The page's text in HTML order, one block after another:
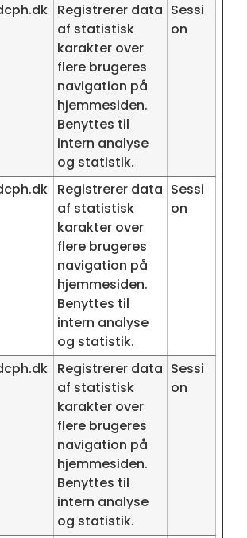
Registrerer data
af statistisk
karakter over
flere brugeres
navigation på
hjemmesiden.
Benyttes til
intern analyse
og statistik.
Sessi
on
Registrerer data
af statistisk
karakter over
flere brugeres
navigation på
hjemmesiden.
Benyttes til
intern analyse
og statistik.
Sessi
on
Registrerer data
af statistisk
karakter over
flere brugeres
navigation på
hjemmesiden.
Benyttes til
intern analyse
og statistik.
Sessi
on